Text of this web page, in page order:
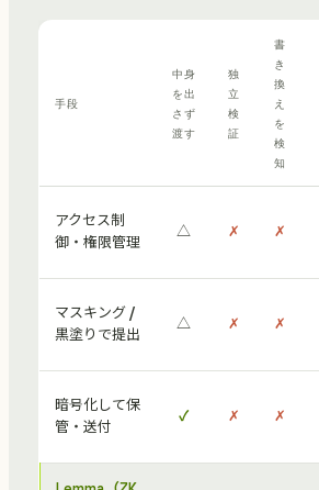
手段
中身
を出
さず
渡す
独
立
検
証
書
き
換
え
を
検
知
アクセス制
御・権限管理
△ ✗ ✗
マスキング /
黒塗りで提出
△ ✗ ✗
暗号化して保
管・送付
✓ ✗ ✗